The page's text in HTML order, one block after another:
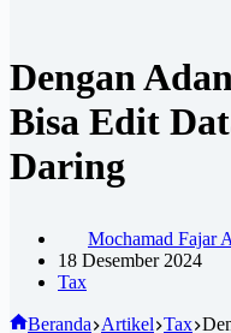
Dengan
Bisa Edit
Daring
Mochamad Fajar
18 Desember 2024
Tax
Beranda Artikel Tax